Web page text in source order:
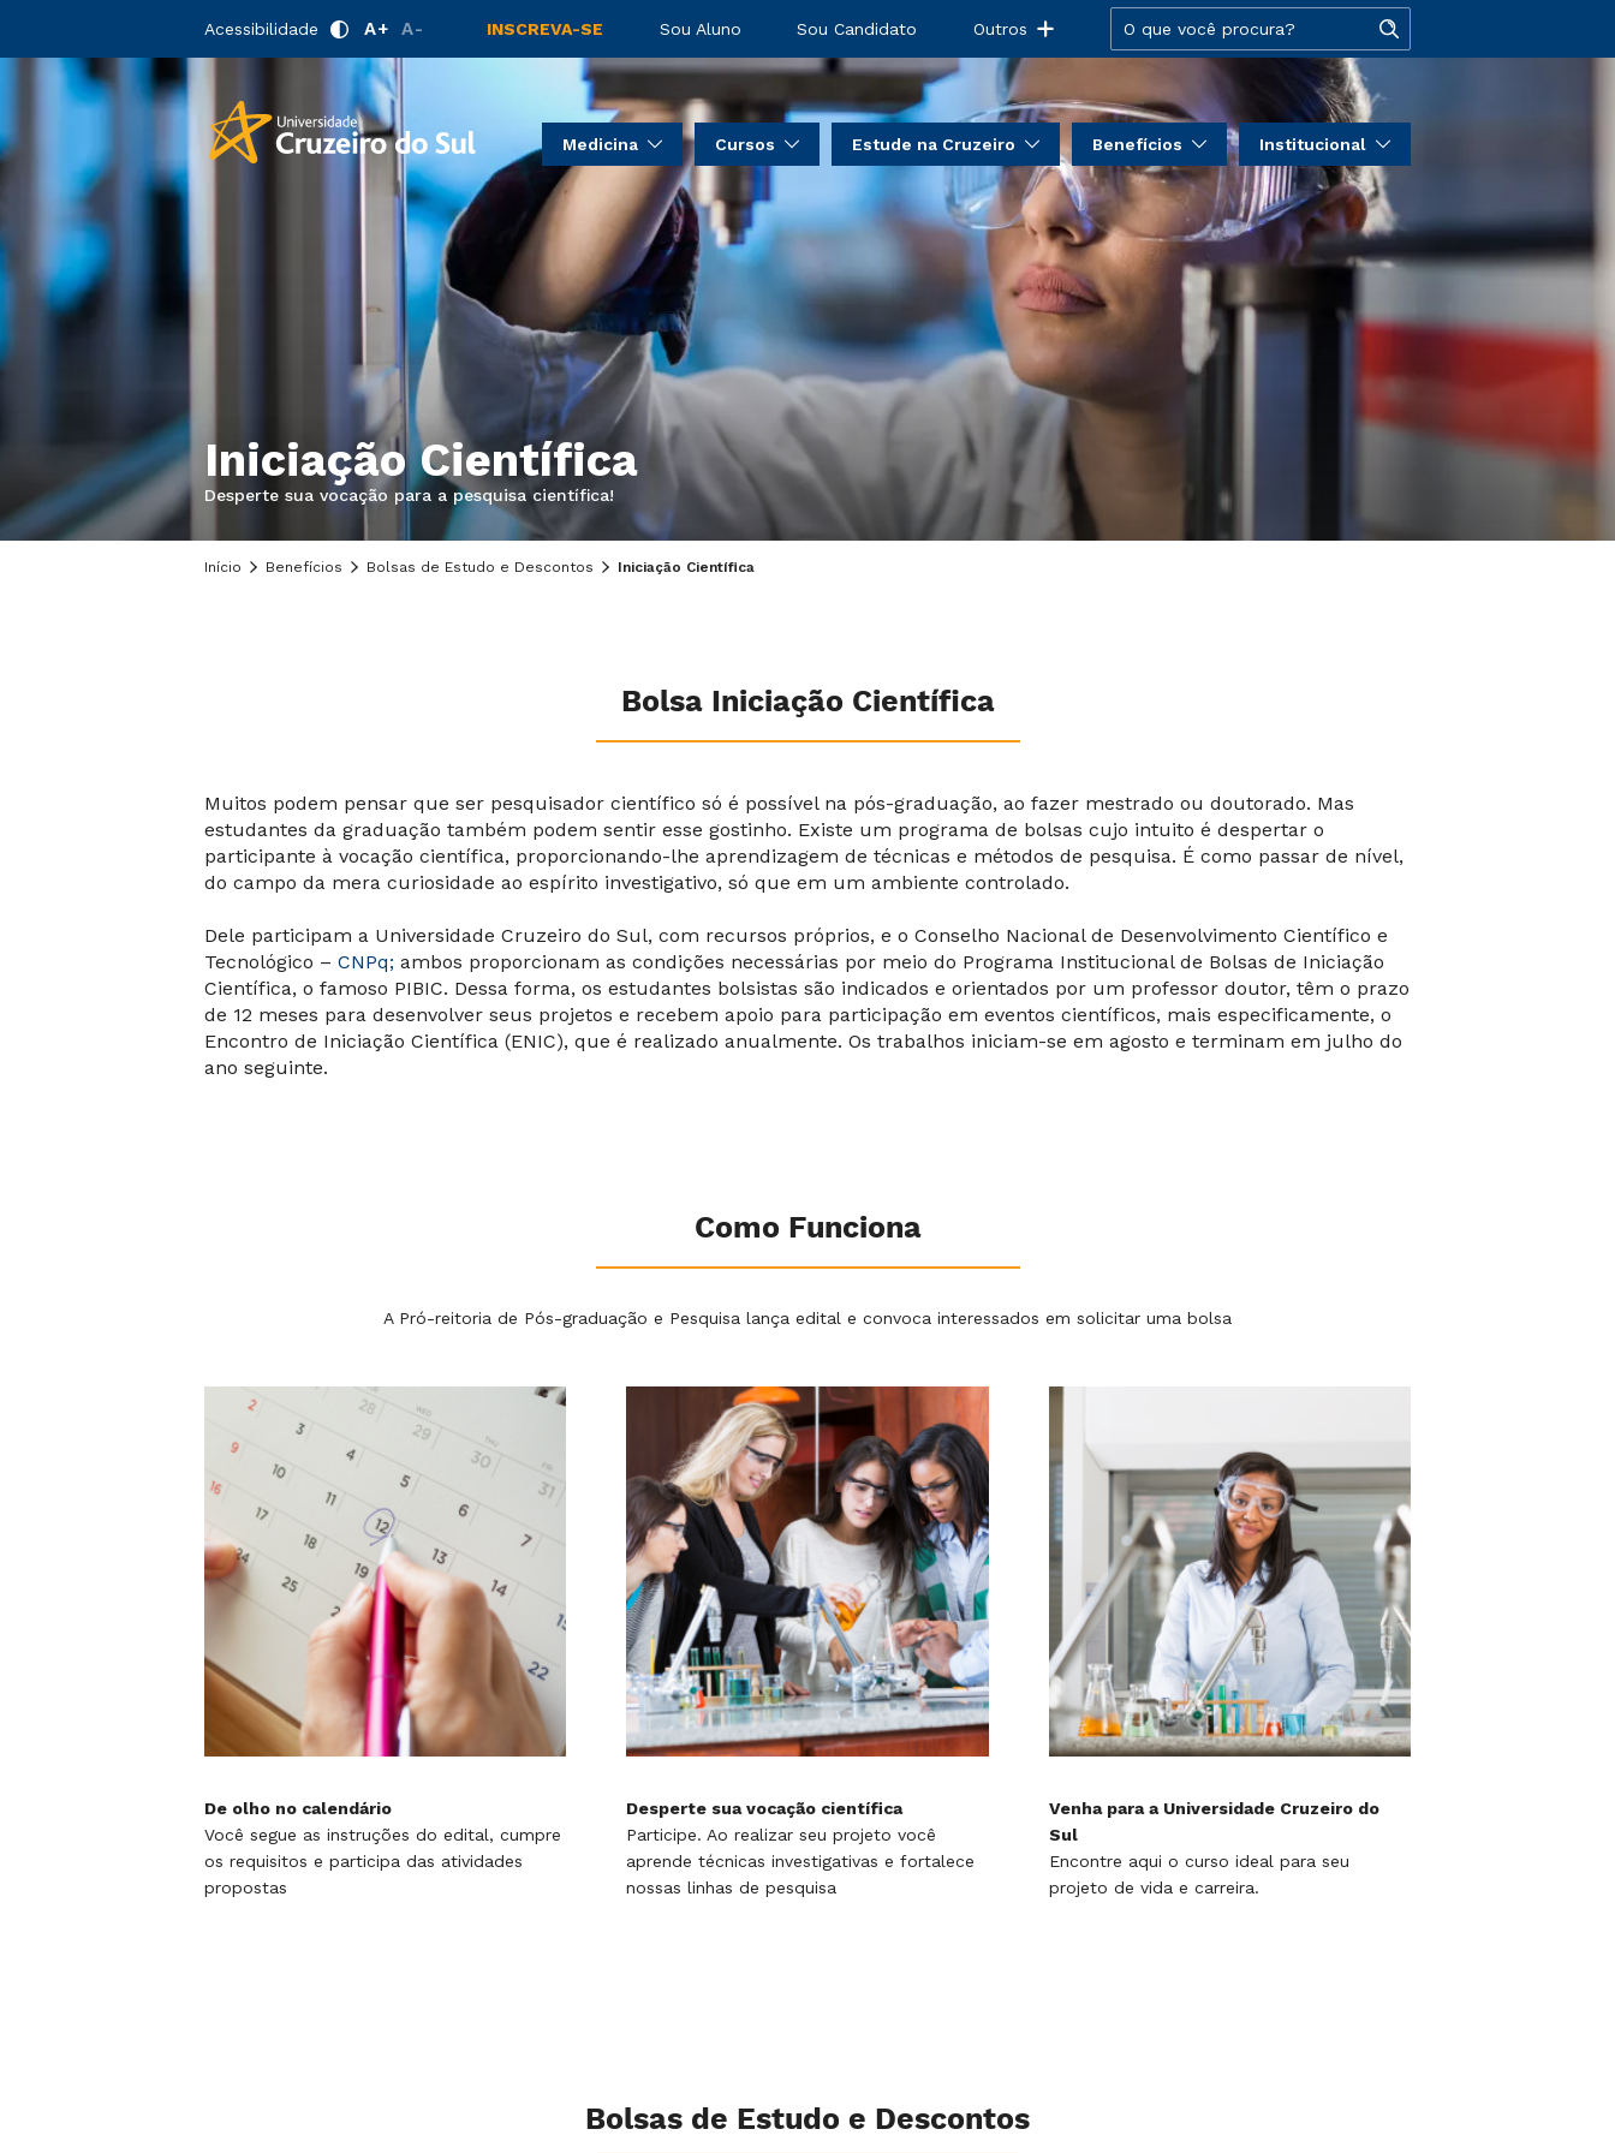
Acessibilidade A+ A- INSCREVA-SE Sou Aluno Sou Candidato Outros
Medicina Cursos Estude na Cruzeiro Benefícios Institucional
Iniciação Científica
Desperte sua vocação para a pesquisa científica!
Início Benefícios Bolsas de Estudo e Descontos Iniciação Científica
Bolsa Iniciação Científica
Muitos podem pensar que ser pesquisador científico só é possível na pós-graduação, ao fazer mestrado ou doutorado. Mas
estudantes da graduação também podem sentir esse gostinho. Existe um programa de bolsas cujo intuito é despertar o
participante à vocação científica, proporcionando-lhe aprendizagem de técnicas e métodos de pesquisa. É como passar de nível,
do campo da mera curiosidade ao espírito investigativo, só que em um ambiente controlado.
Dele participam a Universidade Cruzeiro do Sul, com recursos próprios, e o Conselho Nacional de Desenvolvimento Científico e
Tecnológico – CNPq; ambos proporcionam as condições necessárias por meio do Programa Institucional de Bolsas de Iniciação
Científica, o famoso PIBIC. Dessa forma, os estudantes bolsistas são indicados e orientados por um professor doutor, têm o prazo
de 12 meses para desenvolver seus projetos e recebem apoio para participação em eventos científicos, mais especificamente, o
Encontro de Iniciação Científica (ENIC), que é realizado anualmente. Os trabalhos iniciam-se em agosto e terminam em julho do
ano seguinte.
Como Funciona
A Pró-reitoria de Pós-graduação e Pesquisa lança edital e convoca interessados em solicitar uma bolsa
De olho no calendário
Você segue as instruções do edital, cumpre
os requisitos e participa das atividades
propostas
Desperte sua vocação científica
Participe. Ao realizar seu projeto você
aprende técnicas investigativas e fortalece
nossas linhas de pesquisa
Venha para a Universidade Cruzeiro do
Sul
Encontre aqui o curso ideal para seu
projeto de vida e carreira.
Bolsas de Estudo e Descontos